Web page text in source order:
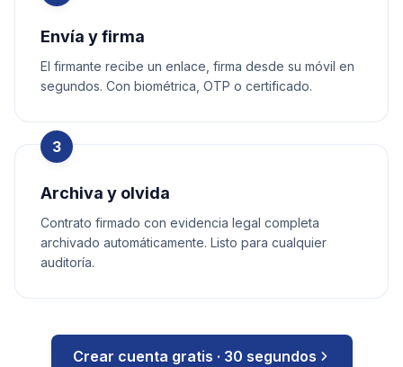
Envía y firma
El firmante recibe un enlace, firma desde su móvil en
segundos. Con biométrica, OTP o certificado.
3
Archiva y olvida
Contrato firmado con evidencia legal completa
archivado automáticamente. Listo para cualquier
auditoría.
Crear cuenta gratis · 30 segundos